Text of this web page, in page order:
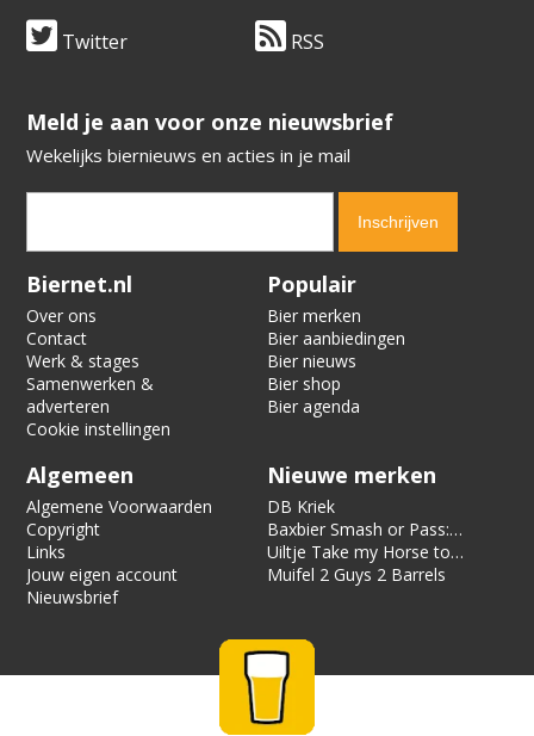
Twitter RSS
​​​​​​​Meld je aan voor onze nieuwsbrief
Wekelijks biernieuws en acties in je mail
Verification code:
Biernet.nl
Over ons
Contact
Werk & stages
Samenwerken &
adverteren
Cookie instellingen
Populair
Bier merken
Bier aanbiedingen
Bier nieuws
Bier shop
Bier agenda
Algemeen
Algemene Voorwaarden
Copyright
Links
Jouw eigen account
Nieuwsbrief
Nieuwe merken
DB Kriek
Baxbier Smash or Pass:
Strata
Uiltje Take my Horse to
the Hotel Room
Muifel 2 Guys 2 Barrels